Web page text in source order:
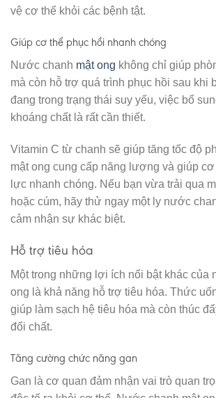
vệ cơ thể khỏi các bệnh tật.
Giúp cơ thể phục hồi nhanh chóng
Nước chanh mật ong không chỉ giúp
mà còn hỗ trợ quá trình phục hồi sau khi
đang trong trạng thái suy yếu, việc bổ
khoáng chất là rất cần thiết.
Vitamin C từ chanh sẽ giúp tăng tốc độ
mật ong cung cấp năng lượng và giúp
lực nhanh chóng. Nếu bạn vừa trải qua
hoặc cúm, hãy thử ngay một ly nước
cảm nhận sự khác biệt.
Hỗ trợ tiêu hóa
Một trong những lợi ích nổi bật khác của
ong là khả năng hỗ trợ tiêu hóa. Thức
giúp làm sạch hệ tiêu hóa mà còn thúc
đổi chất.
Tăng cường chức năng gan
Gan là cơ quan đảm nhận vai trò quan